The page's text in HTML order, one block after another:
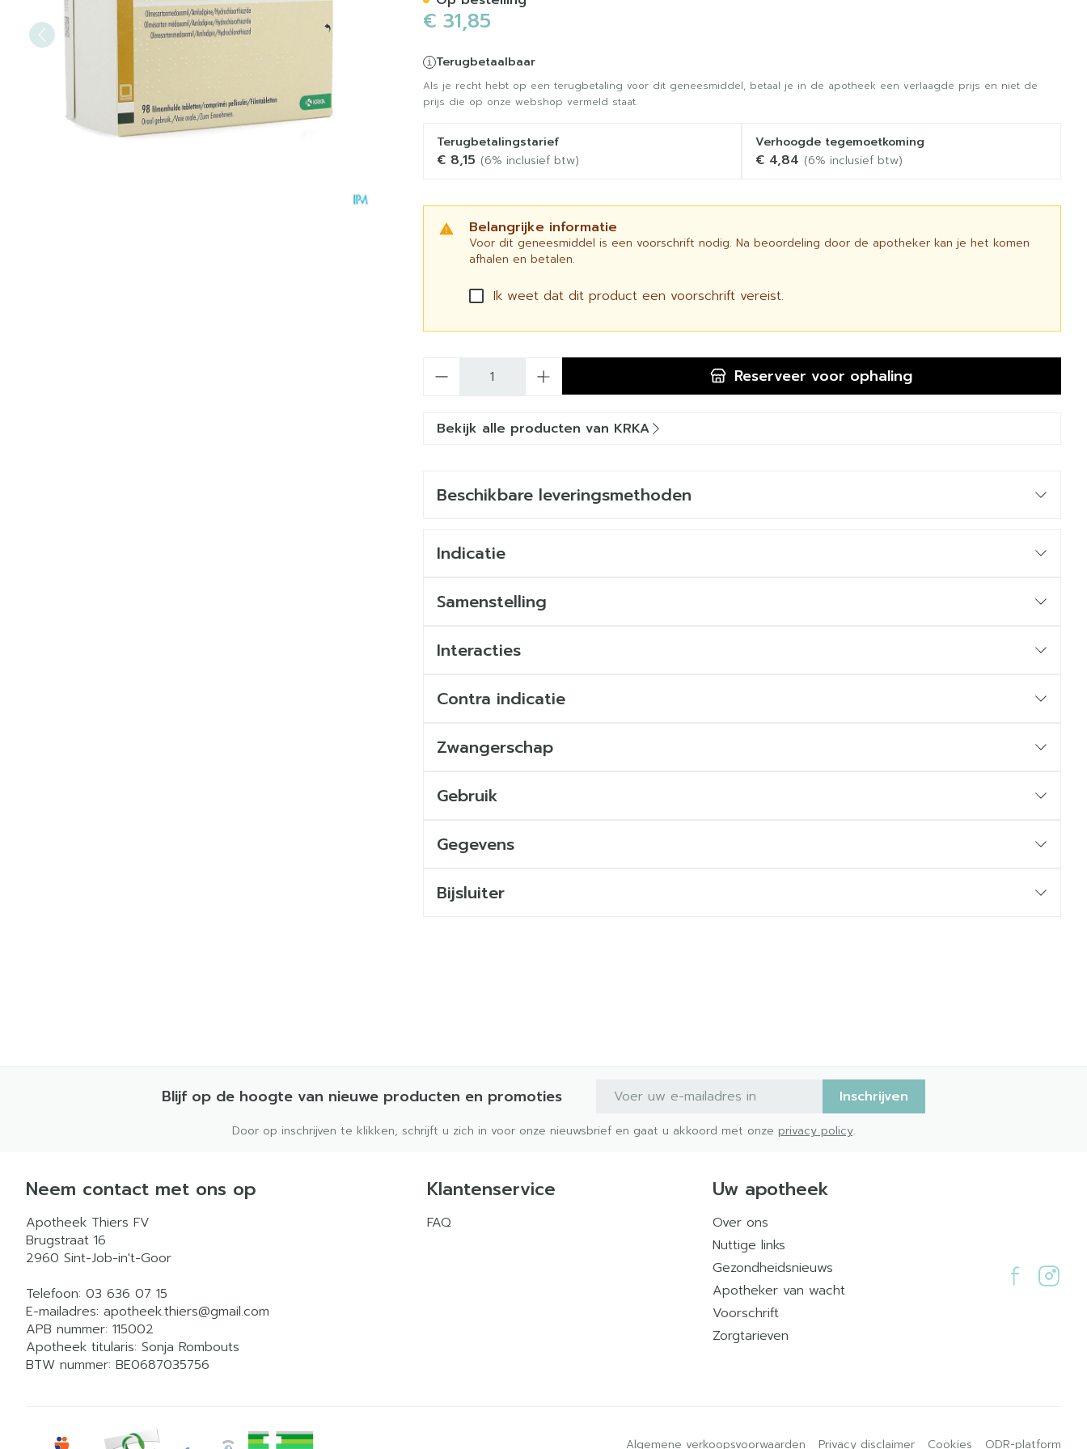
€ 31,85
Terugbetaalbaar
Als je recht hebt op een terugbetaling voor dit geneesmiddel, betaal je in de apotheek een verlaagde prijs en niet de
prijs die op onze webshop vermeld staat.
Terugbetalingstarief
€ 8,15 (6% inclusief btw)
Verhoogde tegemoetkoming
€ 4,84 (6% inclusief btw)
Belangrijke informatie
Voor dit geneesmiddel is een voorschrift nodig. Na beoordeling door de apotheker kan je het komen
afhalen en betalen.
Ik weet dat dit product een voorschrift vereist.
Reserveer voor ophaling
Bekijk alle producten van KRKA
Beschikbare leveringsmethoden
Indicatie
Samenstelling
Interacties
Contra indicatie
Zwangerschap
Gebruik
Gegevens
Bijsluiter
Blijf op de hoogte van nieuwe producten en promoties E-mail adres Inschrijven
Door op inschrijven te klikken, schrijft u zich in voor onze nieuwsbrief en gaat u akkoord met onze privacy policy.
Neem contact met ons op
Apotheek Thiers FV
Brugstraat 16
2960 Sint-Job-in't-Goor
Telefoon: 03 636 07 15
E-mailadres: apotheek.thiers@gmail.com
APB nummer: 115002
Apotheek titularis: Sonja Rombouts
BTW nummer: BE0687035756
Klantenservice
FAQ
Uw apotheek
Over ons
Nuttige links
Gezondheidsnieuws
Apotheker van wacht
Voorschrift
Zorgtarieven
Algemene verkoopsvoorwaarden Privacy disclaimer Cookies ODR-platform